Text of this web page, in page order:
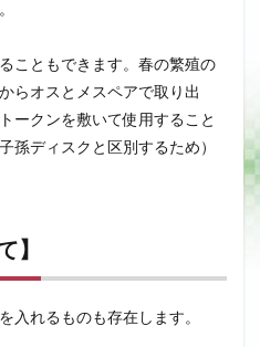
こともできます。春の繁殖の
らオスとメスペアで取り出
ークンを敷いて使用すること
孫ディスクと区別するため）
】
入れるものも存在します。